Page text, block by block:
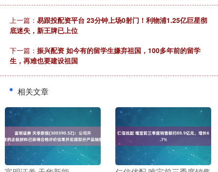
上一篇： 易跟投配资平台 23分钟上场0射门！利物浦1.25亿巨星彻
底迷失，新王牌已上位
下一篇： 振兴配资 如今有的留学生嫌弃祖国，100多年前的留学
生，再难也要建设祖国
相关文章